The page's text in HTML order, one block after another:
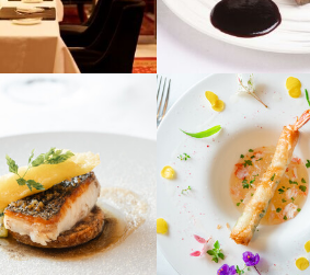
の採用担当者からのメッセージ
味をお持ちでしたら、ぜひお気軽にご応
募を心よりお待ちしております。
ストラン キャトル・ヴァン
採用担当者からのメッセージ
味をお持ちでしたら、ぜひお気軽にご応
募を心よりお待ちしております。